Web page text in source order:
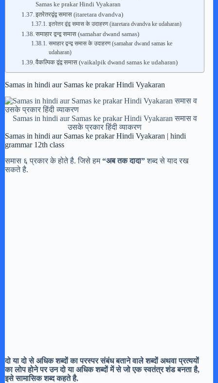
Samas ke prakar Hindi Vyakaran
इतरेतरद्वंद्व समास (itaretara dvandva)
इतरेतर द्वंद्व समास के उदाहरण (itaretara dvandva ke udaharan)
समाहार द्वन्द्व समास (samahar dwand samas)
समाहार द्वन्द्व समास के उदाहरण (samahar dwand samas ke
udaharan)
वैकल्पिक द्वंद्व समास (vaikalpik dwand samas ke udaharan)
Samas in hindi aur Samas ke prakar Hindi Vyakaran
Samas in hindi aur Samas ke prakar Hindi Vyakaran समास व
उसके प्रकार हिंदी व्याकरण
Samas in hindi aur Samas ke prakar Hindi Vyakaran | hindi
grammar 12th class
समास ६ प्रकार के होते है. जिसे हम“अब तक दादा”शब्द से याद रख
सकते है.
दो या दो से अधिक शब्दों का परस्पर संबंध बताने वाले शब्दों अथवा प्रत्ययों
का लोप होने पर उन दो या अधिक शब्दों में से जो एक स्वतंत्र शंड बनता है,
इसे सामासिक शब्द कहते है.